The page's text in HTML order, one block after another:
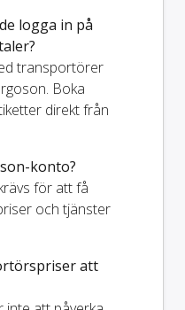
logga in på
transportörer
Boka
direkt från
konto?
för att få
och tjänster
att